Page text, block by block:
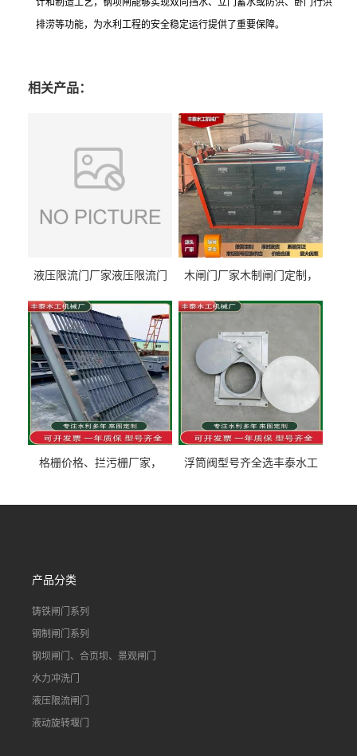
计和制造工艺，钢坝闸能够实现双向挡水、立门蓄水或防洪、卧门行洪
排涝等功能，为水利工程的安全稳定运行提供了重要保障。
相关产品：
液压限流门厂家液压限流门
泰制造
木闸门厂家木制闸门定制，
型号齐全
格栅价格、拦污栅厂家，
浮筒阀型号齐全选丰泰水工
道水库电站污水处理钢制闸
产品分类
铸铁闸门系列
钢制闸门系列
钢坝闸门、合页坝、景观闸门
水力冲洗门
液压限流闸门
液动旋转堰门